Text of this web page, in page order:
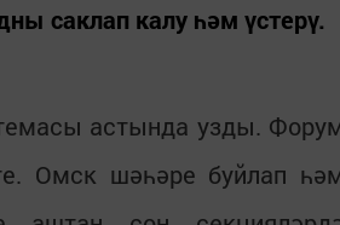
саклап калу һәм үстерү.
астында узды.
Омск шәһәре буйлап